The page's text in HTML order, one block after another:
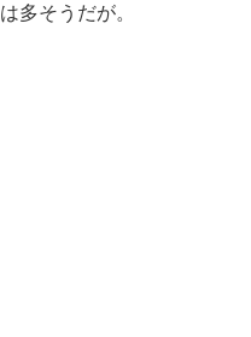
多そうだが。